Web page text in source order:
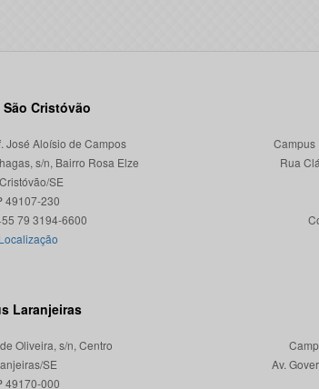
Cristóvão
José Aloísio de Campos
s/n, Bairro Rosa Elze
SE
49107-230
Localização
Campus
Rua
Laranjeiras
Oliveira, s/n, Centro
SE
49170-000
Av.